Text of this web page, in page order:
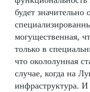
будет значительно
могущественная,
только в
что окололунная
случае, когда на
инфраструктура.